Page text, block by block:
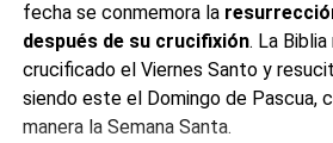
fecha se conmemora la
después de su crucifixión. La
crucificado el Viernes Santo y
siendo este el Domingo de Pascua,
manera la Semana Santa.